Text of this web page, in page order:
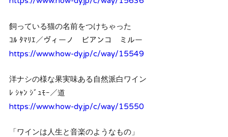
飼っている猫の名前をつけちゃった
ｺﾙ ﾀﾏﾘｴ／ヴィーノ ビアンコ ミルー
https://www.how-dy.jp/c/way/15549
洋ナシの様な果実味ある自然派白ワイン
ﾚ ｼｬﾝ ｼﾞｭﾓｰ／道
https://www.how-dy.jp/c/way/15550
「ワインは人生と音楽のようなもの」